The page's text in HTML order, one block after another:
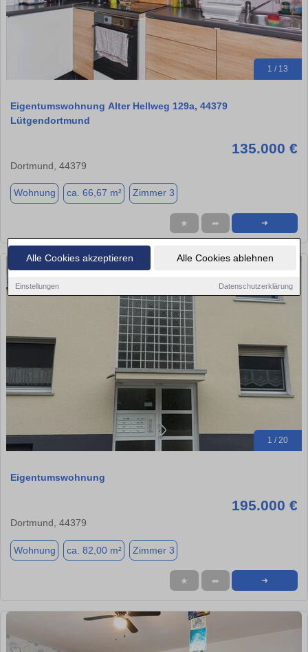
Alle Cookies akzeptieren Alle Cookies ablehnen
Einstellungen Datenschutzerklärung
1 / 13
Eigentumswohnung Alter Hellweg 129a, 44379
Lütgendortmund
135.000 €
Dortmund, 44379
Wohnung ca. 66,67 m² Zimmer 3
★ ➦ ➜
1 / 20
Eigentumswohnung
195.000 €
Dortmund, 44379
Wohnung ca. 82,00 m² Zimmer 3
★ ➦ ➜